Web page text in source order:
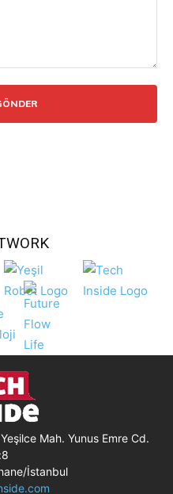
Mah. Yunus Emre Cd.
İstanbul